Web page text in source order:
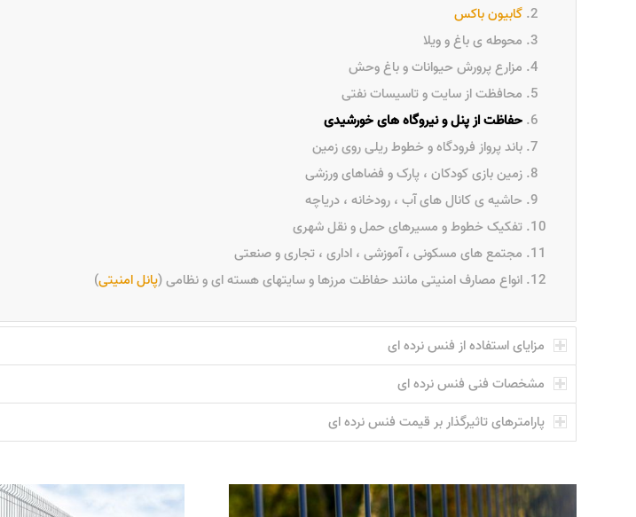
گابیون باکس
محوطه ی باغ و ویلا
مزارع پرورش حیوانات و باغ وحش
محافظت از سایت و تاسیسات نفتی
حفاظت از پنل و نیروگاه های خورشیدی
باند پرواز فرودگاه و خطوط ریلی روی زمین
زمین بازی کودکان ، پارک و فضاهای ورزشی
حاشیه ی کانال های آب ، رودخانه ، دریاچه
تفکیک خطوط و مسیرهای حمل و نقل شهری
مجتمع های مسکونی ، آموزشی ، اداری ، تجاری و صنعتی
انواع مصارف امنیتی مانند حفاظت مرزها و سایتهای هسته ای و نظامی (پانل امنیتی)
مزایای استفاده از فنس نرده ای
مشخصات فنی فنس نرده ای
پارامترهای تاثیرگذار بر قیمت فنس نرده ای